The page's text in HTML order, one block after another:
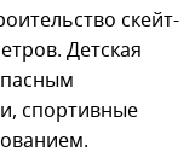
скейт-
Детская
спортивные